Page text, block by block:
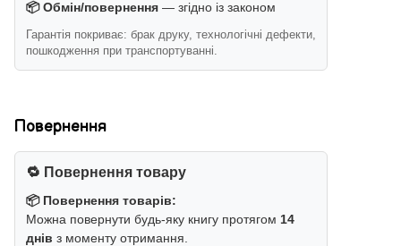
📦 Обмін/повернення — згідно із законом
Гарантія покриває: брак друку, технологічні дефекти,
пошкодження при транспортуванні.
Повернення
🔁 Повернення товару
📦 Повернення товарів:
Можна повернути будь-яку книгу протягом 14
днів з моменту отримання.